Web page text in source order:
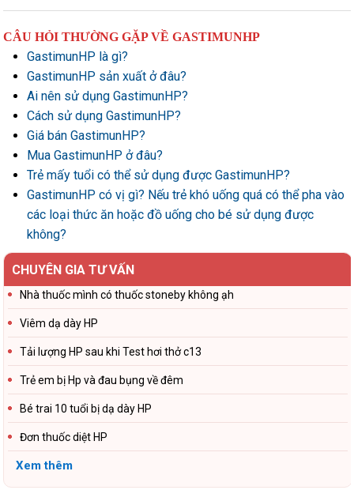
CÂU HỎI THƯỜNG GẶP VỀ GASTIMUNHP
GastimunHP là gì?
GastimunHP sản xuất ở đâu?
Ai nên sử dụng GastimunHP?
Cách sử dụng GastimunHP?
Giá bán GastimunHP?
Mua GastimunHP ở đâu?
Trẻ mấy tuổi có thể sử dụng được GastimunHP?
GastimunHP có vị gì? Nếu trẻ khó uống quá có thể pha vào
các loại thức ăn hoặc đồ uống cho bé sử dụng được
không?
CHUYÊN GIA TƯ VẤN
Nhà thuốc mình có thuốc stoneby không ạh
Viêm dạ dày HP
Tải lượng HP sau khi Test hơi thở c13
Trẻ em bị Hp và đau bụng về đêm
Bé trai 10 tuổi bị dạ dày HP
Đơn thuốc diệt HP
Xem thêm